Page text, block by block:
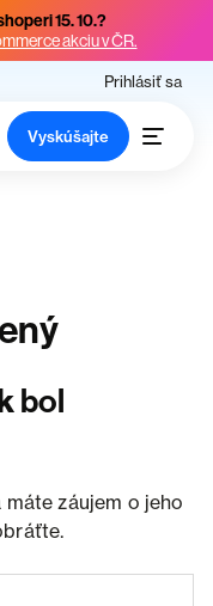
15. 10.?
akciu v ČR.
Prihlásiť sa
Vyskúšajte
bol
záujem o jeho